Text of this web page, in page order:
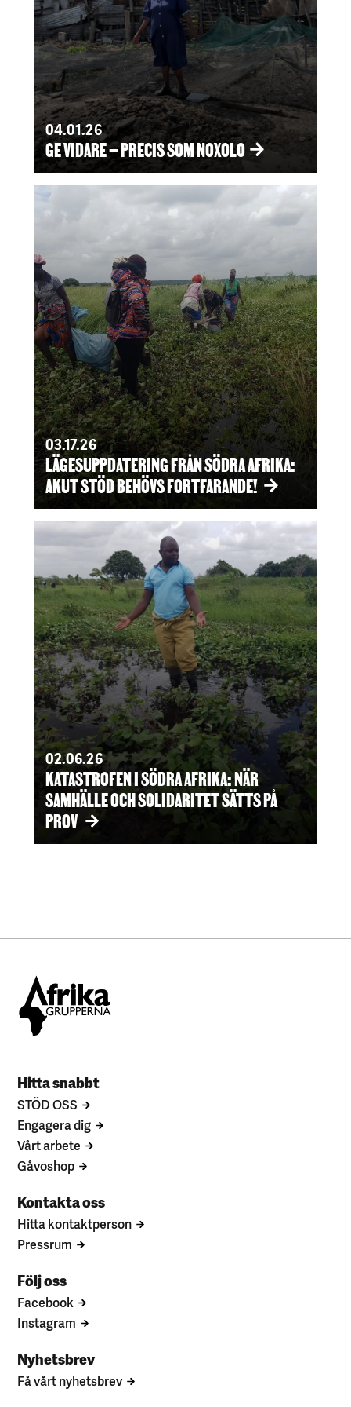
04.01.26
GE VIDARE – PRECIS SOM NOXOLO
03.17.26
LÄGESUPPDATERING FRÅN SÖDRA AFRIKA:
AKUT STÖD BEHÖVS FORTFARANDE!
02.06.26
KATASTROFEN I SÖDRA AFRIKA: NÄR
SAMHÄLLE OCH SOLIDARITET SÄTTS PÅ
PROV
Hitta snabbt
STÖD OSS
Engagera dig
Vårt arbete
Gåvoshop
Kontakta oss
Hitta kontaktperson
Pressrum
Följ oss
Facebook
Instagram
Nyhetsbrev
Få vårt nyhetsbrev